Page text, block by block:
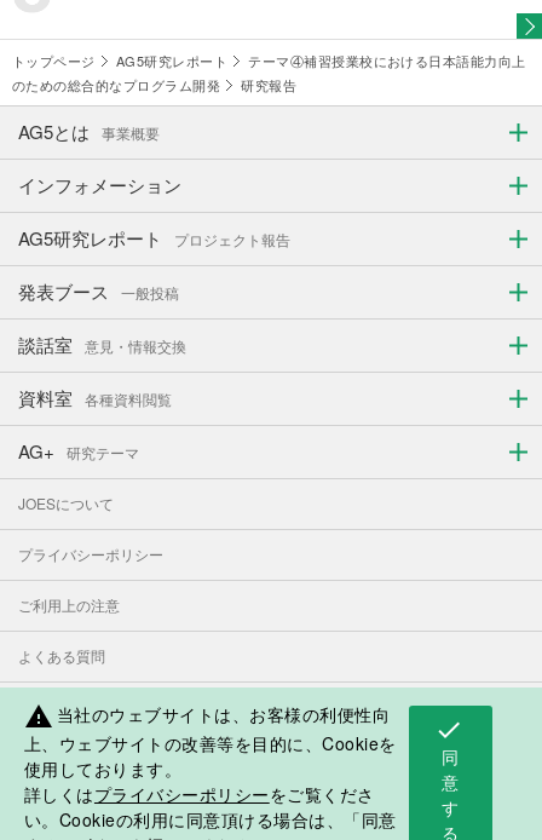
トップページ AG5研究レポート
テーマ④補習授業校における日本語能力向上
のための総合的なプログラム開発
研究報告
AG5とは 事業概要
インフォメーション
AG5研究レポート プロジェクト報告
発表ブース 一般投稿
談話室 意見・情報交換
資料室 各種資料閲覧
AG+ 研究テーマ
JOESについて
プライバシーポリシー
ご利用上の注意
よくある質問
お問い合わせ
表示モード：
日本人学校・補習授業校応援サイト
warning 当社のウェブサイトは、お客様の利便性向
上、ウェブサイトの改善等を目的に、Cookieを
使用しております。
詳しくはプライバシーポリシーをご覧くださ
い。Cookieの利用に同意頂ける場合は、「同意
check
同
意
す
る